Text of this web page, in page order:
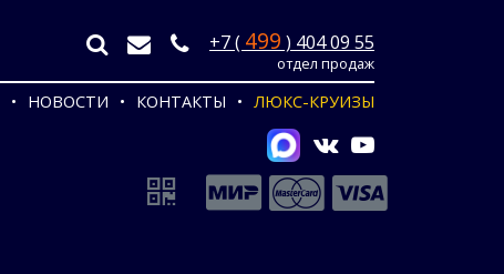
+7 ( 499 ) 404 09 55
отдел продаж
НОВОСТИ КОНТАКТЫ ЛЮКС-КРУИЗЫ